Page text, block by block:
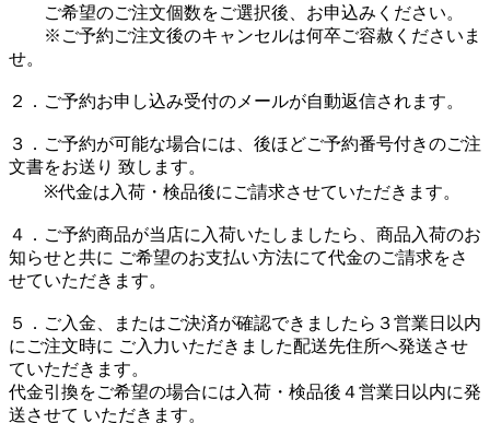
ご希望のご注文個数をご選択後、お申込みください。
※ご予約ご注文後のキャンセルは何卒ご容赦くださいま
せ。
２．ご予約お申し込み受付のメールが自動返信されます。
３．ご予約が可能な場合には、後ほどご予約番号付きのご注
文書をお送り 致します。
※代金は入荷・検品後にご請求させていただきます。
４．ご予約商品が当店に入荷いたしましたら、商品入荷のお
知らせと共に ご希望のお支払い方法にて代金のご請求をさ
せていただきます。
５．ご入金、またはご決済が確認できましたら３営業日以内
にご注文時に ご入力いただきました配送先住所へ発送させ
ていただきます。
代金引換をご希望の場合には入荷・検品後４営業日以内に発
送させて いただきます。